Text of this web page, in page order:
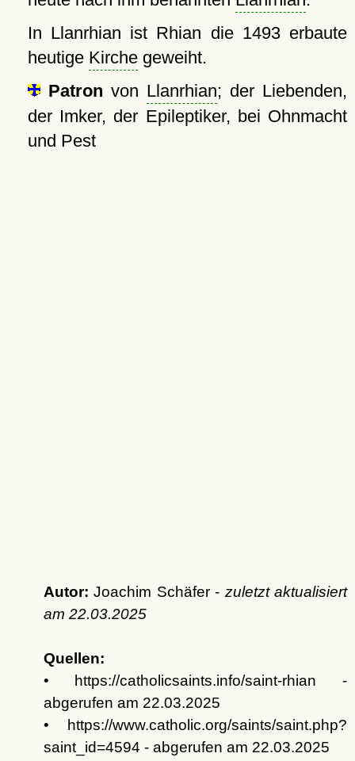
In Llanrhian ist Rhian die 1493 erbaute
heutige Kirchegeweiht.
Patron von Llanrhian; der Liebenden,
der Imker, der Epileptiker, bei Ohnmacht
und Pest
Autor: Joachim Schäfer - zuletzt aktualisiert
am 22.03.2025
Quellen:
• https://catholicsaints.info/saint-rhian -
abgerufen am 22.03.2025
• https://www.catholic.org/saints/saint.php?
saint_id=4594 - abgerufen am 22.03.2025